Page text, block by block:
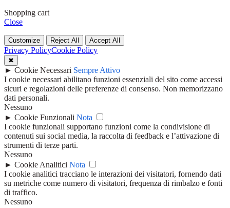
Shopping cart
Close
Customize Reject All Accept All
Privacy PolicyCookie Policy
✖
► Cookie Necessari Sempre Attivo
I cookie necessari abilitano funzioni essenziali del sito come accessi
sicuri e regolazioni delle preferenze di consenso. Non memorizzano
dati personali.
Nessuno
► Cookie Funzionali Nota
I cookie funzionali supportano funzioni come la condivisione di
contenuti sui social media, la raccolta di feedback e l’attivazione di
strumenti di terze parti.
Nessuno
► Cookie Analitici Nota
I cookie analitici tracciano le interazioni dei visitatori, fornendo dati
su metriche come numero di visitatori, frequenza di rimbalzo e fonti
di traffico.
Nessuno